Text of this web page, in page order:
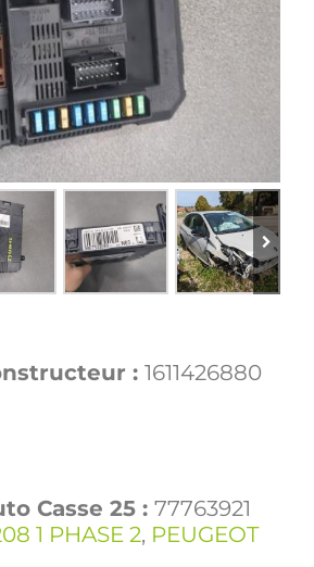
: 1611426880
Casse 25 : 77763921
1 PHASE 2, PEUGEOT